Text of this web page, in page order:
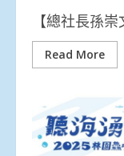
【總社長孫
Read More